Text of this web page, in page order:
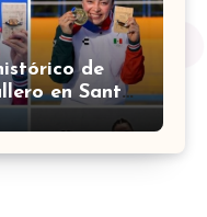
de
en Santo